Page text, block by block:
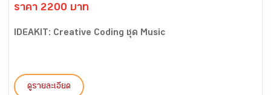
ราคา 2200 บาท
IDEAKIT: Creative Coding ชุด Music
ดูรายละเอียด